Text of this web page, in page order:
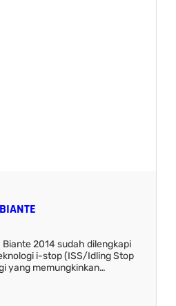
Biante 2014 sudah dilengkapi
i-stop (ISS/Idling Stop
yang memungkinkan…